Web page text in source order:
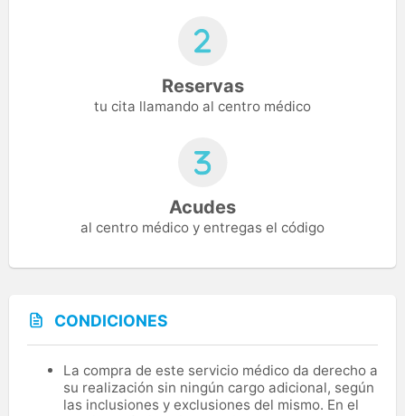
Reservas
tu cita llamando al centro médico
Acudes
al centro médico y entregas el código
CONDICIONES
La compra de este servicio médico da derecho a
su realización sin ningún cargo adicional, según
las inclusiones y exclusiones del mismo. En el